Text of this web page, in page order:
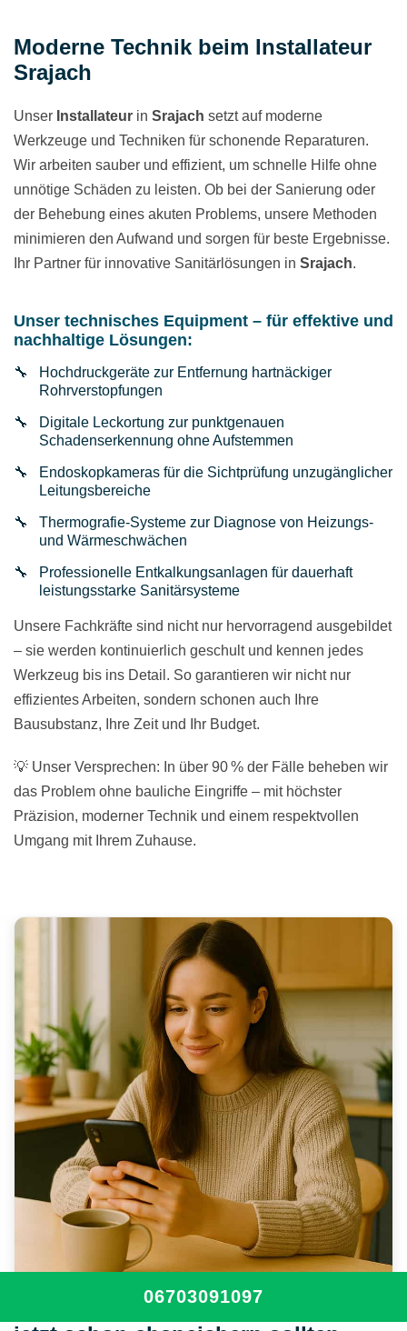
Moderne Technik beim Installateur
Srajach
Unser Installateur in Srajach setzt auf moderne
Werkzeuge und Techniken für schonende Reparaturen.
Wir arbeiten sauber und effizient, um schnelle Hilfe ohne
unnötige Schäden zu leisten. Ob bei der Sanierung oder
der Behebung eines akuten Problems, unsere Methoden
minimieren den Aufwand und sorgen für beste Ergebnisse.
Ihr Partner für innovative Sanitärlösungen in Srajach.
Unser technisches Equipment – für effektive und
nachhaltige Lösungen:
Hochdruckgeräte zur Entfernung hartnäckiger
Rohrverstopfungen
Digitale Leckortung zur punktgenauen
Schadenserkennung ohne Aufstemmen
Endoskopkameras für die Sichtprüfung unzugänglicher
Leitungsbereiche
Thermografie-Systeme zur Diagnose von Heizungs-
und Wärmeschwächen
Professionelle Entkalkungsanlagen für dauerhaft
leistungsstarke Sanitärsysteme
Unsere Fachkräfte sind nicht nur hervorragend ausgebildet
– sie werden kontinuierlich geschult und kennen jedes
Werkzeug bis ins Detail. So garantieren wir nicht nur
effizientes Arbeiten, sondern schonen auch Ihre
Bausubstanz, Ihre Zeit und Ihr Budget.
💡 Unser Versprechen: In über 90 % der Fälle beheben wir
das Problem ohne bauliche Eingriffe – mit höchster
Präzision, moderner Technik und einem respektvollen
Umgang mit Ihrem Zuhause.
Warum Sie unsere Nummer besser
06703091097